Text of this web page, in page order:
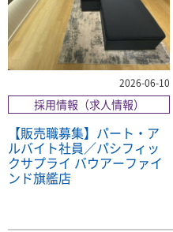
2026-06-10
採用情報（求人情報）
【販売職募集】パート・ア
ルバイト社員／パシフィッ
クサプライ バウアーファイ
ンド旗艦店